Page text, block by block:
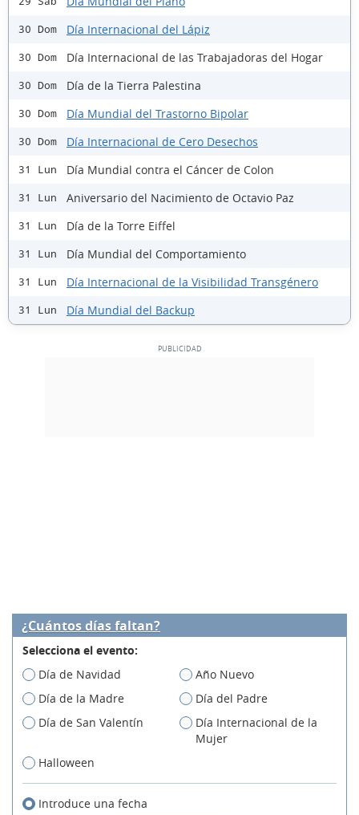
30 Dom Día Internacional del Lápiz
30 Dom Día Internacional de las Trabajadoras del Hogar
30 Dom Día de la Tierra Palestina
30 Dom Día Mundial del Trastorno Bipolar
30 Dom Día Internacional de Cero Desechos
31 Lun Día Mundial contra el Cáncer de Colon
31 Lun Aniversario del Nacimiento de Octavio Paz
31 Lun Día de la Torre Eiffel
31 Lun Día Mundial del Comportamiento
31 Lun Día Internacional de la Visibilidad Transgénero
31 Lun Día Mundial del Backup
¿Cuántos días faltan?
Selecciona el evento:
Día de Navidad
Año Nuevo
Día de la Madre
Día del Padre
Día de San Valentín
Día Internacional de la
Mujer
Halloween
Introduce una fecha